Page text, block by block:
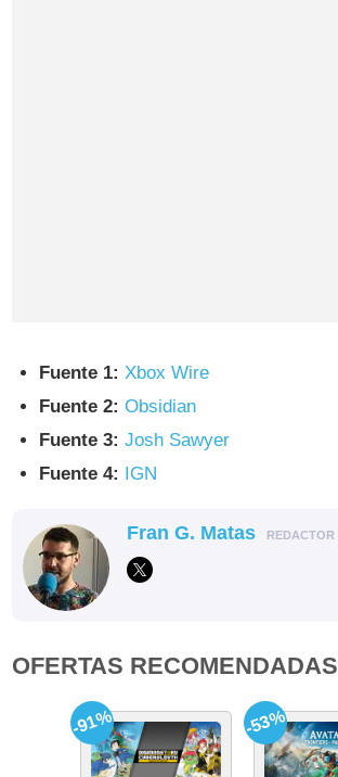
Fuente 1: Xbox Wire
Fuente 2: Obsidian
Fuente 3: Josh Sawyer
Fuente 4: IGN
Fran G. Matas REDACTOR
OFERTAS RECOMENDADAS
-91% -53%